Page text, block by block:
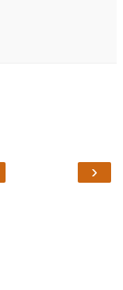
›